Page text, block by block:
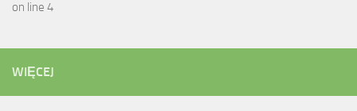
on line 4
WIĘCEJ